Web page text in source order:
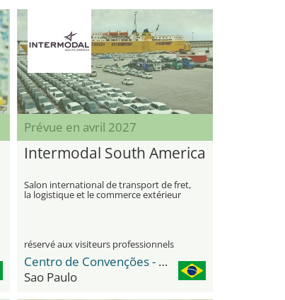
Prévue en avril 2027
Intermodal South America
Salon international de transport de fret,
la logistique et le commerce extérieur
réservé aux visiteurs professionnels
Centro de Convenções - Distrito Anhembi
Sao Paulo